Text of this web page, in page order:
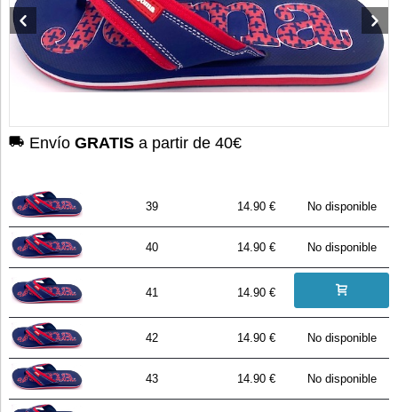
Envío GRATIS a partir de 40€
39 14.90 € No disponible
40 14.90 € No disponible
41 14.90 €
42 14.90 € No disponible
43 14.90 € No disponible